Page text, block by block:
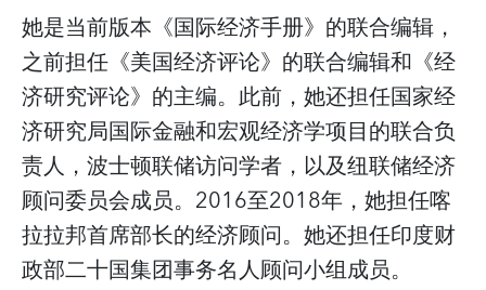
她是当前版本《国际经济手册》的联合编辑，
之前担任《美国经济评论》的联合编辑和《经
济研究评论》的主编。此前，她还担任国家经
济研究局国际金融和宏观经济学项目的联合负
责人，波士顿联储访问学者，以及纽联储经济
顾问委员会成员。2016至2018年，她担任喀
拉拉邦首席部长的经济顾问。她还担任印度财
政部二十国集团事务名人顾问小组成员。